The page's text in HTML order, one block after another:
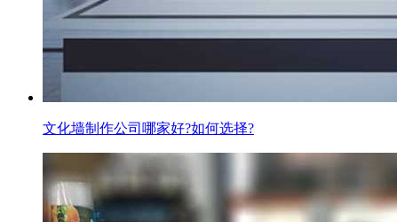
文化墙制作公司哪家好?如何选择?